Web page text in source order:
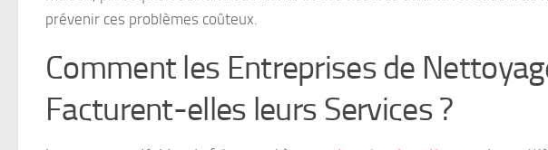
prévenir ces problèmes coûteux.
Comment les Entreprises de
Facturent-elles leurs Services ?